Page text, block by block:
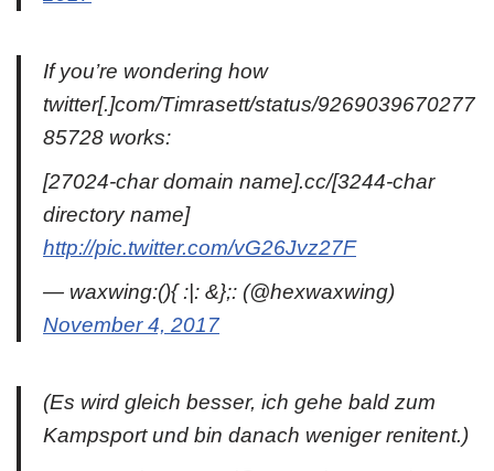
If you’re wondering how
twitter[.]com/Timrasett/status/9269039670277
85728 works:
[27024-char domain name].cc/[3244-char
directory name]
http://pic.twitter.com/vG26Jvz27F
— waxwing:(){ :|: &};: (@hexwaxwing)
November 4, 2017
(Es wird gleich besser, ich gehe bald zum
Kampsport und bin danach weniger renitent.)